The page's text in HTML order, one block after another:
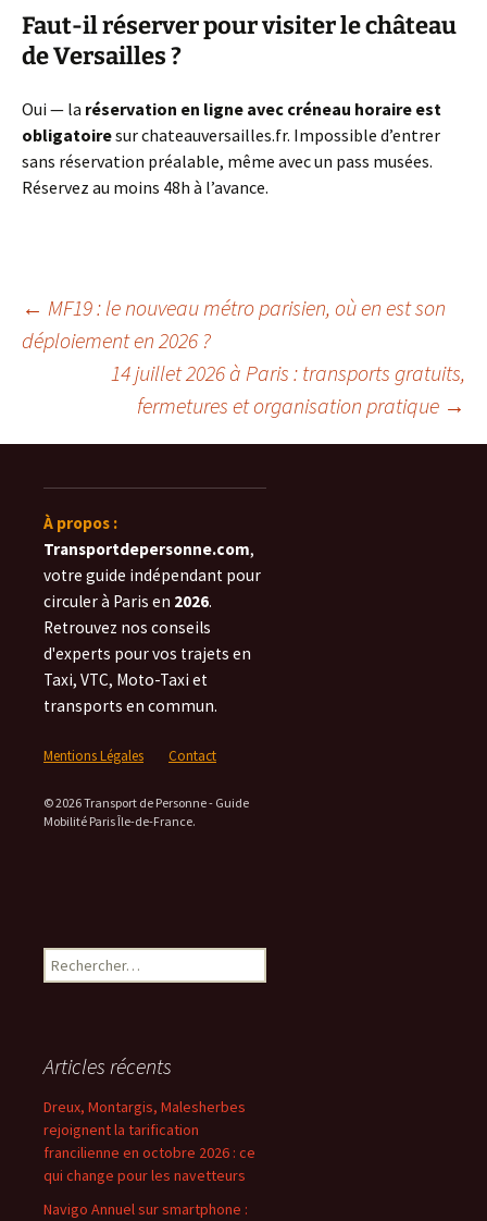
Faut-il réserver pour visiter le château
de Versailles ?
Oui — la réservation en ligne avec créneau horaire est
obligatoiresur chateauversailles.fr. Impossible d’entrer
sans réservation préalable, même avec un pass musées.
Réservez au moins 48h à l’avance.
Navigation
articles
← MF19 : le nouveau métro parisien, où en est son
déploiement en 2026 ?
14 juillet 2026 à Paris : transports gratuits,
fermetures et organisation pratique →
À propos :
Transportdepersonne.com,
votre guide indépendant pour
circuler à Paris en 2026.
Retrouvez nos conseils
d'experts pour vos trajets en
Taxi, VTC, Moto-Taxi et
transports en commun.
Mentions Légales Contact
© 2026 Transport de Personne - Guide
Mobilité Paris Île-de-France.
Rechercher :
Articles récents
Dreux, Montargis, Malesherbes
rejoignent la tarification
francilienne en octobre 2026 : ce
qui change pour les navetteurs
Navigo Annuel sur smartphone :